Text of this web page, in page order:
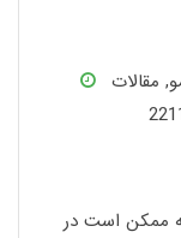
, مقالات
ممکن است در